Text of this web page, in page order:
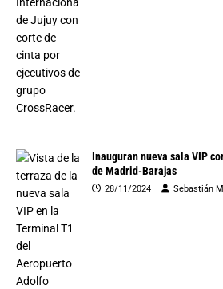
Inauguran nueva sala VIP
de Madrid-Barajas
28/11/2024 Sebastián